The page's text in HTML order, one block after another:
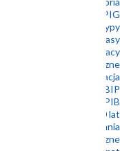
Pracowników PIG
Logotypy
Dla prasy
Oferty pracy
Zamówienia publiczne
Kontakt i lokalizacja
BIP
Dyrektora PIG-PIB
100 lat
Badania
energetyczne